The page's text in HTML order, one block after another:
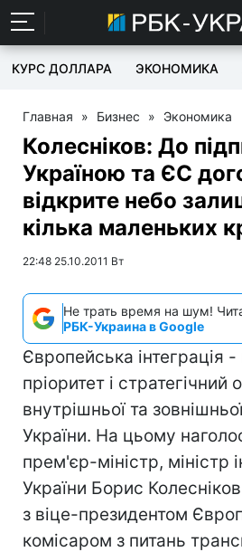
КУРС ДОЛЛАРА ЭКОНОМИКА
Главная » Бизнес » Экономика
Колесніков: До
Україною та ЄС
відкрите небо
кілька маленьких
22:48 25.10.2011 Вт
Не трать время на шум!
РБК-Украина в Google
Європейська інтеграція -
пріоритет і стратегічний
внутрішньої та
України. На цьому
прем'єр-міністр, міністр
України Борис Колесніков
з віце-президентом
комісаром з питань